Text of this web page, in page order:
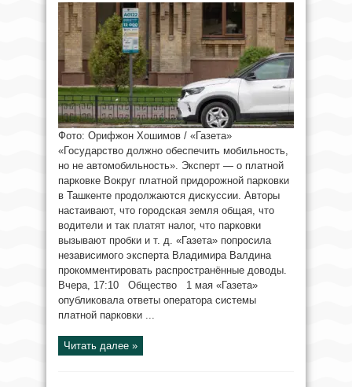
Фото: Орифжон Хошимов / «Газета»
«Государство должно обеспечить мобильность,
но не автомобильность». Эксперт — о платной
парковке Вокруг платной придорожной парковки
в Ташкенте продолжаются дискуссии. Авторы
настаивают, что городская земля общая, что
водители и так платят налог, что парковки
вызывают пробки и т. д. «Газета» попросила
независимого эксперта Владимира Валдина
прокомментировать распространённые доводы.
Вчера, 17:10 Общество 1 мая «Газета»
опубликовала ответы оператора системы
платной парковки ...
Читать далее »